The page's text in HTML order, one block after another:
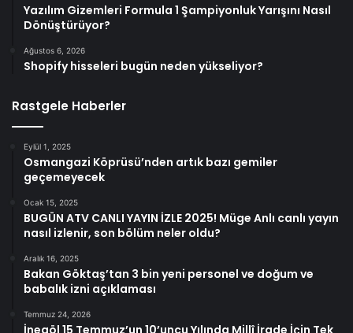
Yazılım Gizemleri Formula 1 Şampiyonluk Yarışını Nasıl
Dönüştürüyor?
Ağustos 6, 2026
Shopify hisseleri bugün neden yükseliyor?
Rastgele Haberler
Eylül 1, 2025
Osmangazi Köprüsü’nden artık bazı gemiler
geçemeyecek
Ocak 15, 2025
BUGÜN ATV CANLI YAYIN İZLE 2025! Müge Anlı canlı yayın
nasıl izlenir, son bölüm neler oldu?
Aralık 16, 2025
Bakan Göktaş’tan 3 bin yeni personel ve doğum ve
babalık izni açıklaması
Temmuz 24, 2026
İnegöl 15 Temmuz’un 10’uncu Yılında Millî İrade İçin Tek